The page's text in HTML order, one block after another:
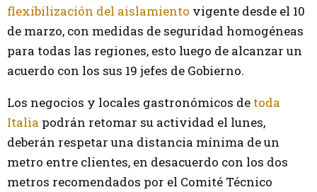
flexibilización del aislamiento vigente desde el 10
de marzo, con medidas de seguridad homogéneas
para todas las regiones, esto luego de alcanzar un
acuerdo con los sus 19 jefes de Gobierno.
Los negocios y locales gastronómicos de toda
Italia podrán retomar su actividad el lunes,
deberán respetar una distancia mínima de un
metro entre clientes, en desacuerdo con los dos
metros recomendados por el Comité Técnico